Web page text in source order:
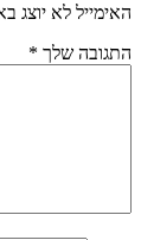
האימייל לא יוצג
התגובה שלך *